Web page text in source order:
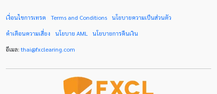
EURUSD Expert Advisor Expert Advisors
FOMC FXCL FXStreet Fed
Forex Factory
เงื่อนไขการเทรด Terms and Conditions นโยบายความเป็นส่วนตัว
คำเตือนความเสี่ยง นโยบาย AML นโยบายการคืนเงิน
อีเมล:thai@fxclearing.com